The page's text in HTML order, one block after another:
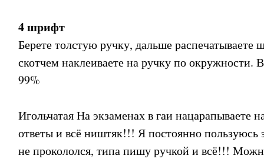
4 шрифт
Берете толстую ручку, дальше
скотчем наклеиваете на ручку по окружности.
99%
Игольчатая На экзаменах в гаи нацарапываете
ответы и всё ништяк!!! Я постоянно
не прокололся, типа пишу ручкой и всё!!!